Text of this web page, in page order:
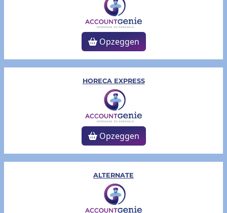
Opzeggen
HORECA EXPRESS
Opzeggen
ALTERNATE